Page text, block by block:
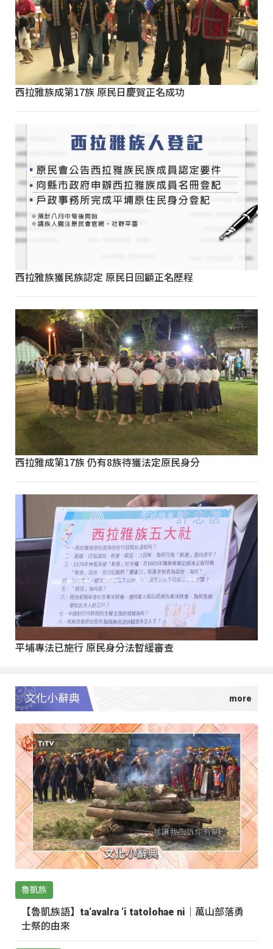
西拉雅族成第17族 原民日慶賀正名成功
西拉雅族獲民族認定 原民日回顧正名歷程
西拉雅成第17族 仍有8族待獲法定原民身分
平埔專法已施行 原民身分法暫緩審查
文化小辭典
魯凱族
【魯凱族語】ta‘avalra ‘i tatolohae ni｜萬山部落勇
士祭的由來